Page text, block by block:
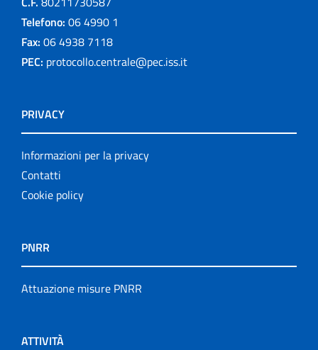
Telefono: 06 4990 1
Fax: 06 4938 7118
PEC: protocollo.centrale@pec.iss.it
PRIVACY
Informazioni per la privacy
Contatti
Cookie policy
PNRR
Attuazione misure PNRR
ATTIVITÀ